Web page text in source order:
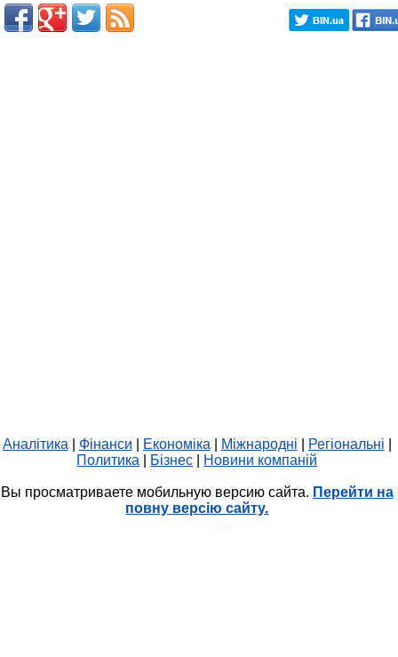
Аналітика Фінанси Економіка Міжнародні Регіональні
Политика
Бізнес Новини компаній
Вы просматриваете мобильную версию сайта. Перейти на
повну версію сайту.